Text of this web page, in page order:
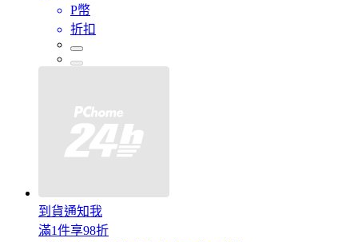
P幣
折扣
到貨通知我
滿1件享98折